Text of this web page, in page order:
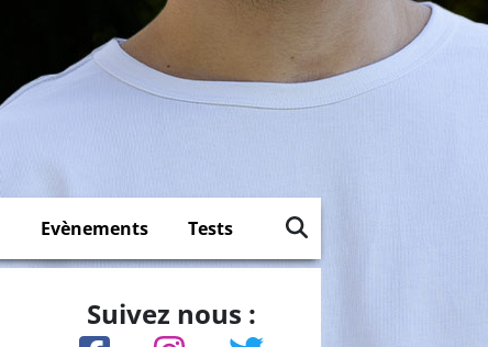
Evènements Tests
Suivez nous :